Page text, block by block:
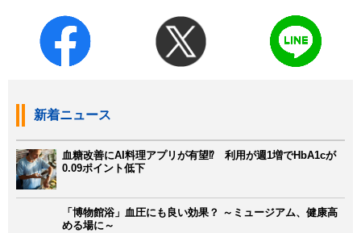
新着ニュース
血糖改善にAI料理アプリが有望⁉ 利用が週1増でHbA1cが
0.09ポイント低下
「博物館浴」血圧にも良い効果？ ～ミュージアム、健康高
める場に～